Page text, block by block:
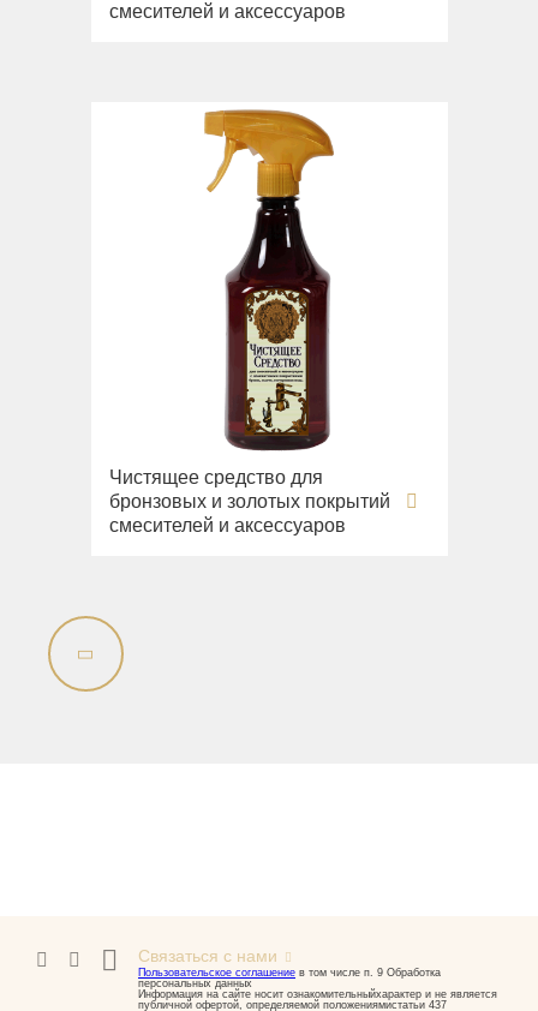
смесителей и аксессуаров
Чистящее средство для
бронзовых и золотых покрытий
смесителей и аксессуаров
Связаться с нами
Пользовательское соглашение в том числе п. 9 Обработка
персональных данных
Информация на сайте носит ознакомительныйхарактер и не является
публичной офертой, определяемой положениямистатьи 437